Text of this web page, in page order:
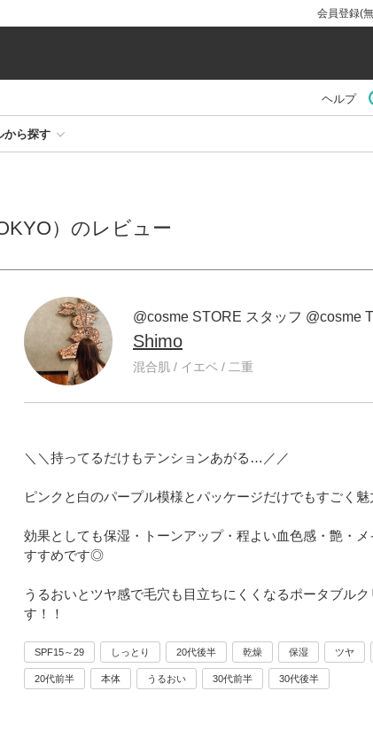
会員登録(
ヘルプ
から探す
）のレビュー
@cosme STORE スタッフ @cosme
Shimo
混合肌 / イエベ / 二重
＼＼持ってるだけもテンションあがる…／／
ピンクと白のパープル模様とパッケージだけでもすごく魅
効果としても保湿・トーンアップ・程よい血色感・艶・メ
すすめです◎
うるおいとツヤ感で毛穴も目立ちにくくなるポータブル
す！！
SPF15～29 しっとり 20代後半 乾燥 保湿 ツヤ
20代前半 本体 うるおい 30代前半 30代後半